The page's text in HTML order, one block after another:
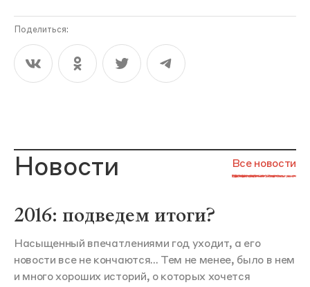
Поделиться:
Новости Все новости
2016: подведем итоги?
Насыщенный впечатлениями год уходит, а его
новости все не кончаются... Тем не менее, было в нем
и много хороших историй, о которых хочется